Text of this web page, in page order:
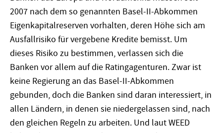
2007 nach dem so genannten Basel-II-Abkommen
Eigenkapitalreserven vorhalten, deren Höhe sich am
Ausfallrisiko für vergebene Kredite bemisst. Um
dieses Risiko zu bestimmen, verlassen sich die
Banken vor allem auf die Ratingagenturen. Zwar ist
keine Regierung an das Basel-II-Abkommen
gebunden, doch die Banken sind daran interessiert, in
allen Ländern, in denen sie niedergelassen sind, nach
den gleichen Regeln zu arbeiten. Und laut WEED